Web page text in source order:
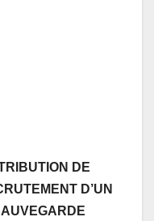
DE
D’UN